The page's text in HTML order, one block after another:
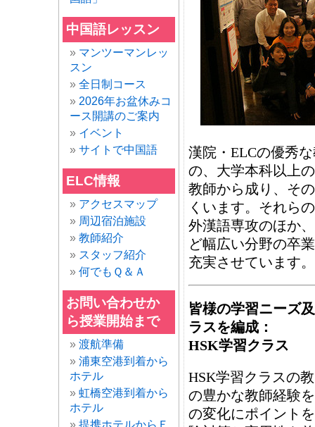
中国語レッスン
マンツーマンレッ
スン
全日制コース
2026年お盆休みコ
ース開講のご案内
イベント
サイトで中国語
ELC情報
アクセスマップ
周辺宿泊施設
教師紹介
スタッフ紹介
何でもＱ＆Ａ
お問い合わせか
ら授業開始まで
渡航準備
浦東空港到着から
ホテル
虹橋空港到着から
ホテル
提携ホテルからＥ
漢院・ELCの優秀
の、大学本科以上
教師から成り、そ
くいます。それら
外漢語専攻のほか
ど幅広い分野の卒
充実させています。
皆様の学習ニーズ
ラスを編成：
HSK学習クラス
HSK学習クラスの
の豊かな教師経験
の変化にポイント